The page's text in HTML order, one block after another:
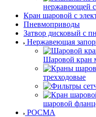
нержавеющей
Кран шаровой с
Пневмоприводы
Затвор дисковый с
Нержавеющая
Шаровой кран
трехходовые
шаровой
РОСМА